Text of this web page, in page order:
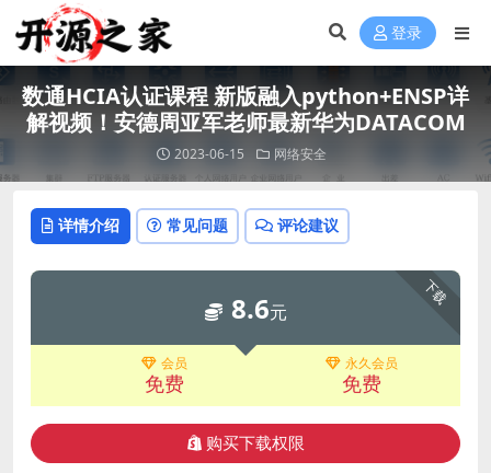
登录
数通HCIA认证课程 新版融入python+ENSP详
解视频！安德周亚军老师最新华为DATACOM
2023-06-15 网络安全
详情介绍 常见问题 评论建议
下载
8.6元
会员
免费
永久会员
免费
购买下载权限